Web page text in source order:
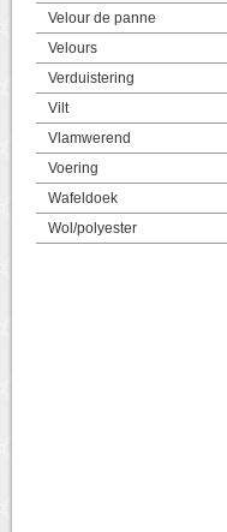
Velour de panne
Velours
Verduistering
Vilt
Vlamwerend
Voering
Wafeldoek
Wol/polyester